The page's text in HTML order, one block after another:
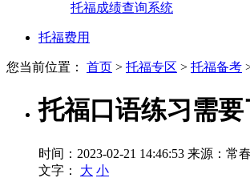
托福成绩查询系统
托福费用
您当前位置： 首页 > 托福专区 > 托福备考
托福口语练习需
时间：2023-02-21 14:46:53 来源：常
文字：
大 小